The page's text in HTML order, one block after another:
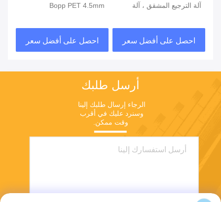
آلة الترجيع المشقق ، آلة
احصل على أفضل سعر
Bopp PET 4.5mm
احصل على أفضل سعر
أرسل طلبك
وقت ممكن.